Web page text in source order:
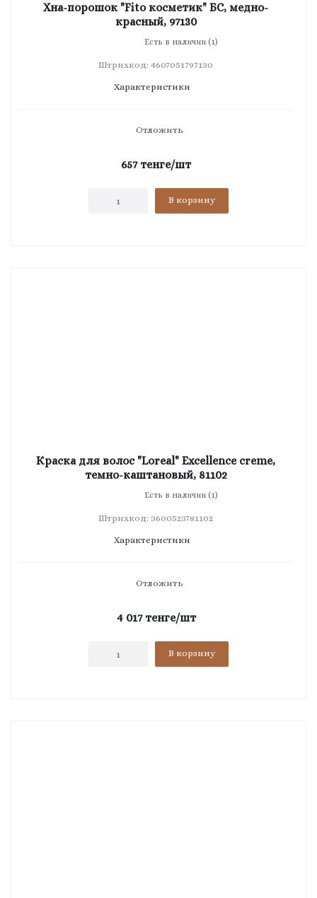
Хна-порошок "Fito косметик" БС, медно-
красный, 97130
Есть в наличии (1)
Штрихкод: 4607051797130
Характеристики
Отложить
657тенге/шт
В корзину
Краска для волос "Loreal" Excellence creme,
темно-каштановый, 81102
Есть в наличии (1)
Штрихкод: 3600523781102
Характеристики
Отложить
4 017тенге/шт
В корзину